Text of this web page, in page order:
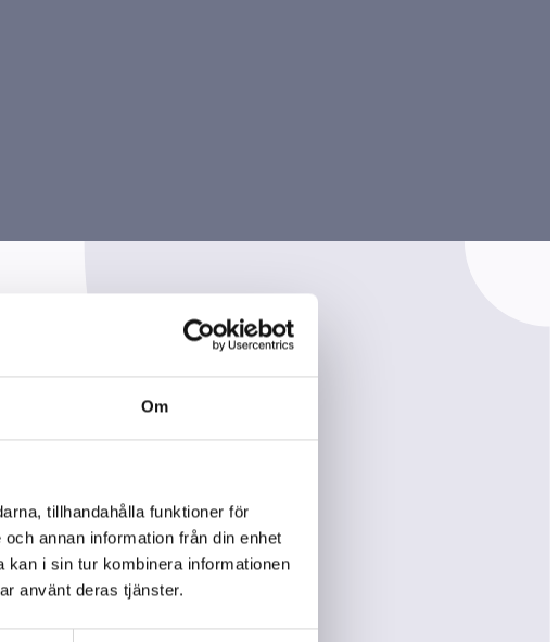
Om
tillhandahålla funktioner för
annan information från din enhet
i sin tur kombinera informationen
använt deras tjänster.